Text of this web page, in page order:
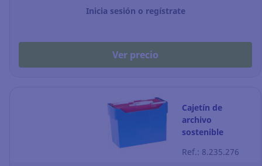
Inicia sesión o regístrate
Ver precio
Cajetín de
archivo
sostenible
para carpetas
Ref.: 8.235.276